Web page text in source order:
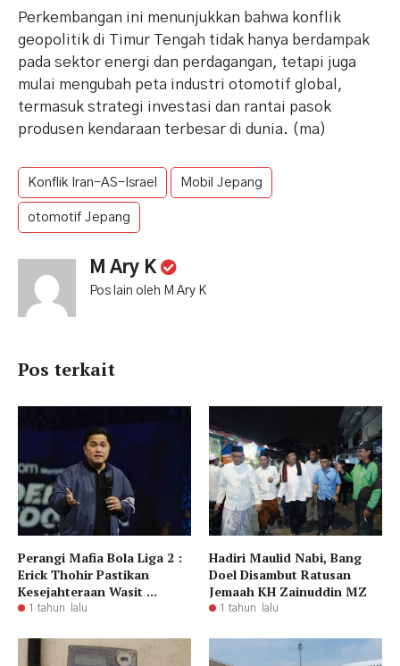
Perkembangan ini menunjukkan bahwa konflik
geopolitik di Timur Tengah tidak hanya berdampak
pada sektor energi dan perdagangan, tetapi juga
mulai mengubah peta industri otomotif global,
termasuk strategi investasi dan rantai pasok
produsen kendaraan terbesar di dunia. (ma)
Konflik Iran-AS-Israel Mobil Jepang
otomotif Jepang
M Ary K
Pos lain oleh M Ary K
Pos terkait
Perangi Mafia Bola Liga 2 :
Erick Thohir Pastikan
Kesejahteraan Wasit ...
1 tahun lalu
Hadiri Maulid Nabi, Bang
Doel Disambut Ratusan
Jemaah KH Zainuddin MZ
1 tahun lalu